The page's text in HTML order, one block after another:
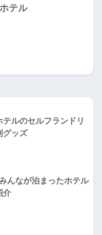
テル
ルのセルフランドリ
グッズ
んなが泊まったホテル
介